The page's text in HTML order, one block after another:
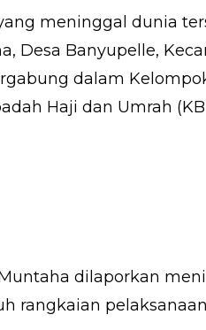
meninggal dunia
Desa Banyupelle,
dalam
Haji dan Umrah
dilaporkan
rangkaian